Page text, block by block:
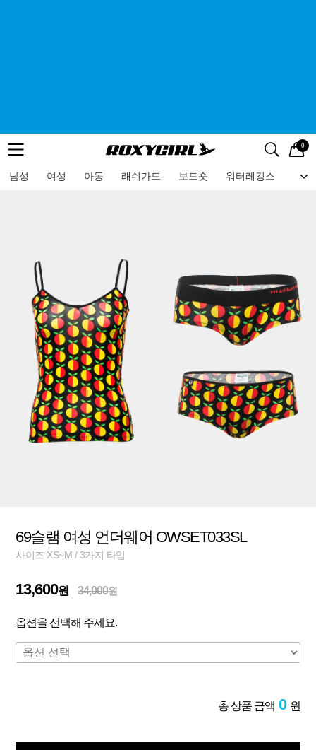
메뉴 검색
로고 0
남성 여성 아동 래쉬가드 보드숏 워터레깅스 비
메뉴
69슬램 여성 언더웨어 OWSET033SL
사이즈 XS~M / 3가지 타입
13,600원 34,000원
옵션을 선택해 주세요.
총 상품 금액 0 원